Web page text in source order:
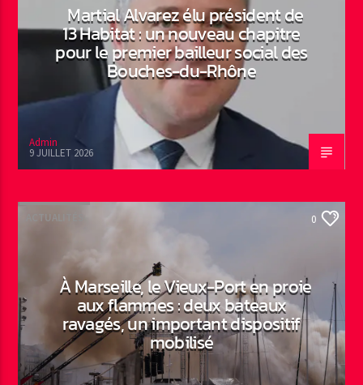
Martial Alvarez élu président de
13 Habitat : un nouveau chapitre
pour le premier bailleur social des
Bouches-du-Rhône
Admin
9 JUILLET 2026
ACTUALITÉS 0
À Marseille, le Vieux-Port en proie
aux flammes : deux bateaux
ravagés, un important dispositif
mobilisé